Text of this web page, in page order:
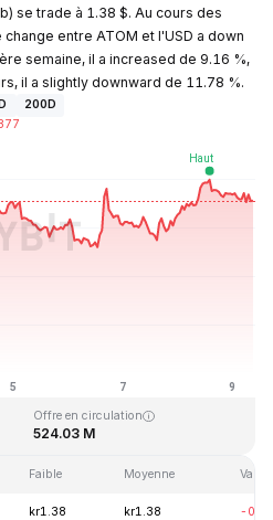
se trade à 1.38 $. Au cours des
entre ATOM et l'USD a down
semaine, il a increased de 9.16 %,
il a slightly downward de 11.78 %.
200D
GMT+0
Offre en circulation
524.03 M
Faible Moyenne
kr1.38 kr1.38 -